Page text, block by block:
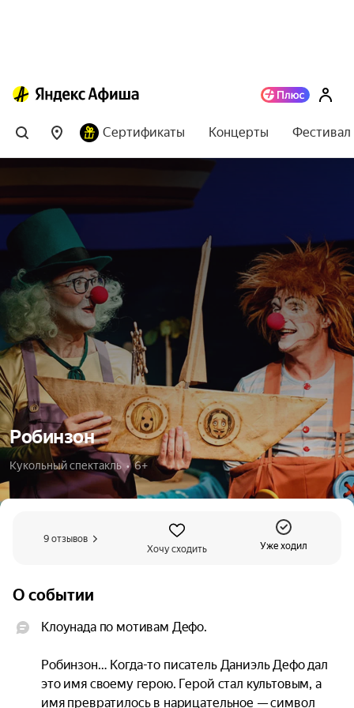
Сертификаты Концерты
Робинзон
Кукольный спектакль  •  6+
9 отзывов
Хочу сходить
Уже ходил
О событии
Клоунада по мотивам Дефо.
Робинзон… Когда-то писатель Даниэль Дефо дал
это имя своему герою. Герой стал культовым, а
имя превратилось в нарицательное — символ